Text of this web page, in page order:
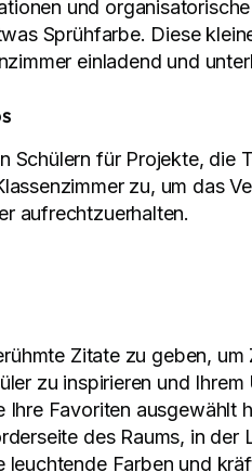
und
Sprühfarbe. Diese
einladend und
Schülern für Projekte, die
zu, um das
aufrechtzuerhalten.
Zitate zu geben,
zu inspirieren und
Ihre Favoriten ausgewählt
des Raums, in
leuchtende Farben und